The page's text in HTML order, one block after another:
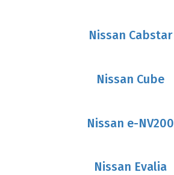
Nissan Cabstar
Nissan Cube
Nissan e-NV200
Nissan Evalia